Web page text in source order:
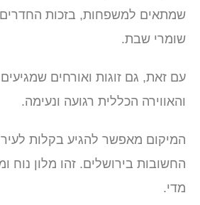
שמתאים למשפחות, בזכות
שומרי שבת.
עם זאת, גם זוגות ואורחים
והאווירה הכללית רגועה ונעימה.
המיקום מאפשר להגיע בקלות
החשובות בירושלים. זהו מלון
מדי.